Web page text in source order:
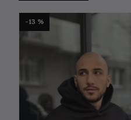
-13 %